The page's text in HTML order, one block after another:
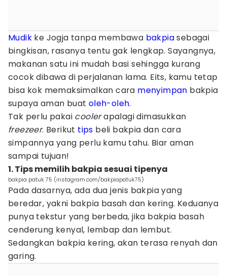
Mudik ke Jogja tanpa membawa bakpiasebagai
bingkisan, rasanya tentu gak lengkap. Sayangnya,
makanan satu ini mudah basi sehingga kurang
cocok dibawa di perjalanan lama. Eits, kamu tetap
bisa kok memaksimalkan cara menyimpan bakpia
supaya aman buat oleh-oleh.
Tak perlu pakai coolerapalagi dimasukkan
freezeer. Berikut tips beli bakpia dan cara
simpannya yang perlu kamu tahu. Biar aman
sampai tujuan!
1. Tips memilih bakpia sesuai tipenya
bakpia patuk 75 (instagram.com/bakpiapatuk75)
Pada dasarnya, ada dua jenis bakpia yang
beredar, yakni bakpia basah dan kering. Keduanya
punya tekstur yang berbeda, jika bakpia basah
cenderung kenyal, lembap dan lembut.
Sedangkan bakpia kering, akan terasa renyah dan
garing.